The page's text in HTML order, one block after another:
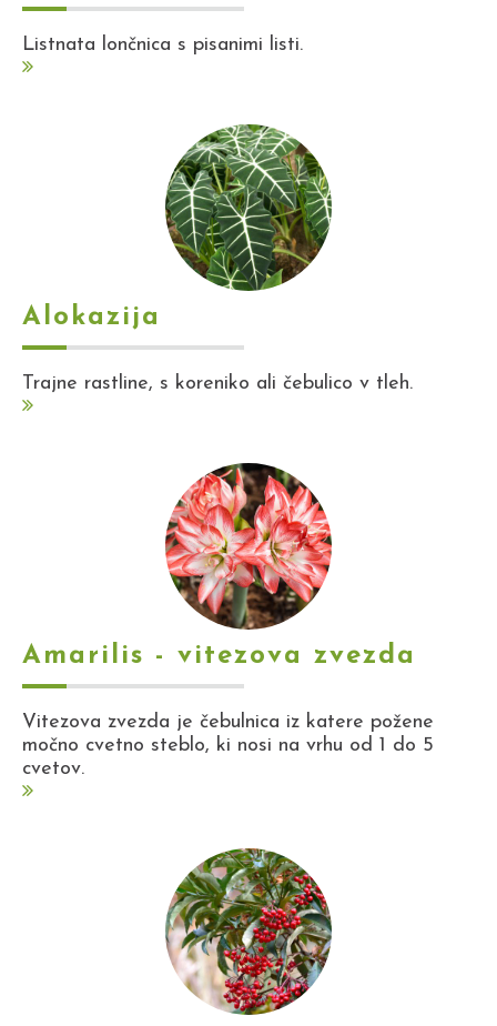
Listnata lončnica s pisanimi listi.
Alokazija
Trajne rastline, s koreniko ali čebulico v tleh.
Amarilis - vitezova zvezda
Vitezova zvezda je čebulnica iz katere požene
močno cvetno steblo, ki nosi na vrhu od 1 do 5
cvetov.